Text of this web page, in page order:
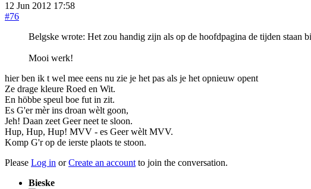
12 Jun 2012 17:58
#76
Belgske wrote: Het zou handig zijn als op de hoofdpagina de tijden staan
Mooi werk!
hier ben ik t wel mee eens nu zie je het pas als je het opnieuw opent
Ze drage kleure Roed en Wit.
En höbbe speul boe fut in zit.
Es G'er mèr ins droan wèlt goon,
Jeh! Daan zeet Geer neet te sloon.
Hup, Hup, Hup! MVV - es Geer wèlt MVV.
Komp G'r op de ierste plaots te stoon.
Please Log in orCreate an account to join the conversation.
Bieske